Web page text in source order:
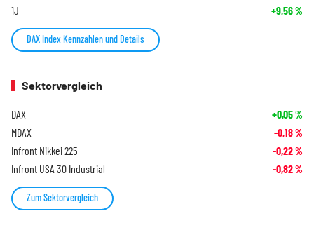
1J +9,56%
DAX Index Kennzahlen und Details
Sektorvergleich
DAX +0,05%
MDAX -0,18%
Infront Nikkei 225 -0,22%
Infront USA 30 Industrial -0,82%
Zum Sektorvergleich